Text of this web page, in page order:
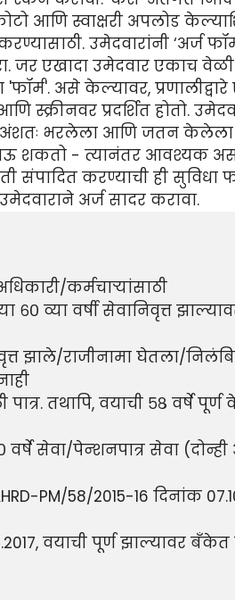
आणि स्वाक्षरी अपलोड
उमेदवारांनी ‘अर्ज
जर एखादा उमेदवार एकाच
असे केल्यावर, प्रणालीद्वारे
स्क्रीनवर प्रदर्शित होतो.
अंशतः भरलेला आणि जतन
शकतो - त्यानंतर आवश्यक
संपादित करण्याची ही
अर्ज सादर करावा.
६० व्या वर्षी सेवानिवृत्त
झाले/राजीनामा घेतला/
पात्र. तथापि, वयाची ५८ वर्षे
वर्षे सेवा/पेन्शनपात्र सेवा
PM/58/2015-16 दिनांक
वयाची पूर्ण झाल्यावर